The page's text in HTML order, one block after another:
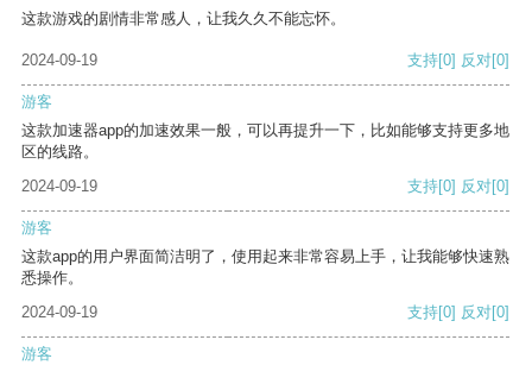
这款游戏的剧情非常感人，让我久久不能忘怀。
2024-09-19 支持[0] 反对[0]
游客
这款加速器app的加速效果一般，可以再提升一下，比如能够支持更多地
区的线路。
2024-09-19
支持[0] 反对[0]
游客
这款app的用户界面简洁明了，使用起来非常容易上手，让我能够快速熟
悉操作。
2024-09-19
支持[0] 反对[0]
游客